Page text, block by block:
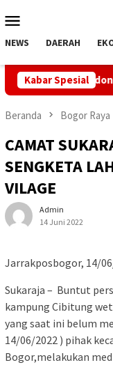
ke
Mobile
NEWS DAERAH
Kabar Spesial
Beranda Bogor Raya
CAMAT
SENGKETA
VILAGE
Admin
14 Juni 2022
Jarrakposbogor, 14/
Sukaraja – Buntut
kampung Cibitung
yang saat ini belum
14/06/2022 ) pihak
Bogor,melakukan